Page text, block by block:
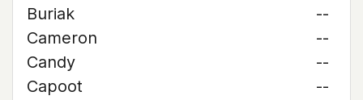
Buriak
--
Cameron
--
Candy
--
Capoot
--